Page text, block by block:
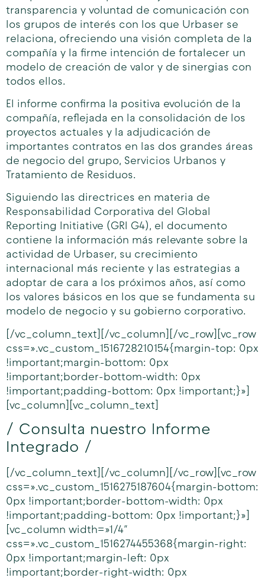
transparencia y voluntad de comunicación con
los grupos de interés con los que Urbaser se
relaciona, ofreciendo una visión completa de la
compañía y la firme intención de fortalecer un
modelo de creación de valor y de sinergias con
todos ellos.
El informe confirma la positiva evolución de la
compañía, reflejada en la consolidación de los
proyectos actuales y la adjudicación de
importantes contratos en las dos grandes áreas
de negocio del grupo, Servicios Urbanos y
Tratamiento de Residuos.
Siguiendo las directrices en materia de
Responsabilidad Corporativa del Global
Reporting Initiative (GRI G4), el documento
contiene la información más relevante sobre la
actividad de Urbaser, su crecimiento
internacional más reciente y las estrategias a
adoptar de cara a los próximos años, así como
los valores básicos en los que se fundamenta su
modelo de negocio y su gobierno corporativo.
[/vc_column_text][/vc_column][/vc_row][vc_row
css=».vc_custom_1516728210154{margin-top: 0px
!important;margin-bottom: 0px
!important;border-bottom-width: 0px
!important;padding-bottom: 0px !important;}»]
[vc_column][vc_column_text]
/ Consulta nuestro Informe
Integrado /
[/vc_column_text][/vc_column][/vc_row][vc_row
css=».vc_custom_1516275187604{margin-bottom:
0px !important;border-bottom-width: 0px
!important;padding-bottom: 0px !important;}»]
[vc_column width=»1/4″
css=».vc_custom_1516274455368{margin-right:
0px !important;margin-left: 0px
!important;border-right-width: 0px